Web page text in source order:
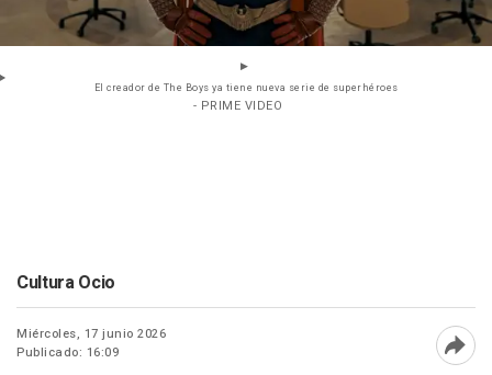
El creador de The Boys ya tiene nueva serie de superhéroes
- PRIME VIDEO
Cultura Ocio
Miércoles, 17 junio 2026
Publicado: 16:09